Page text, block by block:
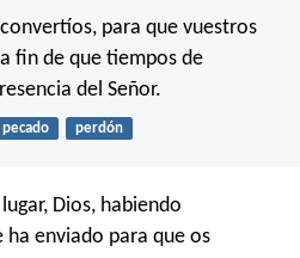
para que vuestros
fin de que tiempos de
del Señor.
pecado perdón
Dios, habiendo
ha enviado para que os